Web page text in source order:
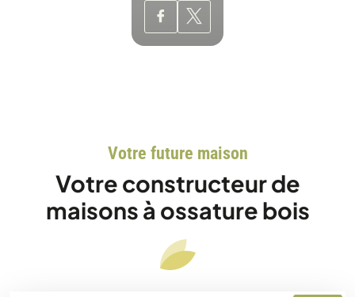
Votre future maison
Votre constructeur de
maisons à ossature bois